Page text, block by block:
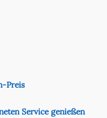
Preis
Service genießen